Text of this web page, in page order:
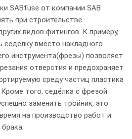
SABfuse от компании SAB
при строительстве
видов фитингов. К примеру,
седёлку вместо накладного
инструмента(фрезы) позволяет
отверстия и предохраняет
среду частиц пластика
Кроме того, седёлка с фрезой
заменить тройник, это
на производство работ и